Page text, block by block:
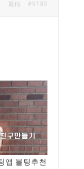
#9189
返信
앱 불팅추천